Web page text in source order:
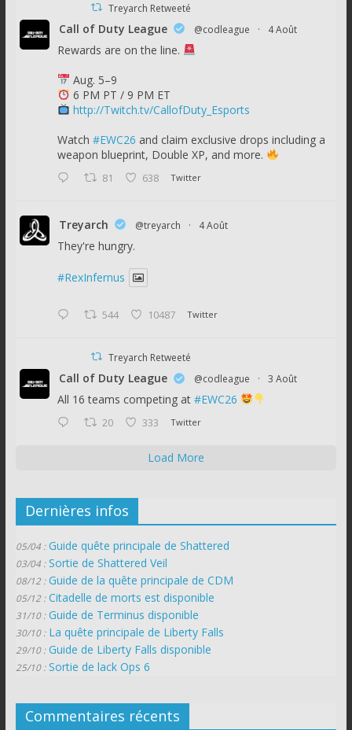
Treyarch Retweeté
Call of Duty League @codleague · 4 Août
Rewards are on the line.
Aug. 5–9
6 PM PT / 9 PM ET
http://Twitch.tv/CallofDuty_Esports
Watch #EWC26 and claim exclusive drops including a
weapon blueprint, Double XP, and more.
81 638 Twitter
Treyarch @treyarch · 4 Août
They're hungry.
#RexInfernus
544 10487 Twitter
Treyarch Retweeté
Call of Duty League @codleague · 3 Août
All 16 teams competing at #EWC26
20 333 Twitter
Load More
Dernières infos
05/04 : Guide quête principale de Shattered
03/04 : Sortie de Shattered Veil
08/12 : Guide de la quête principale de CDM
05/12 : Citadelle de morts est disponible
31/10 : Guide de Terminus disponible
30/10 : La quête principale de Liberty Falls
29/10 : Guide de Liberty Falls disponible
25/10 : Sortie de lack Ops 6
Commentaires récents